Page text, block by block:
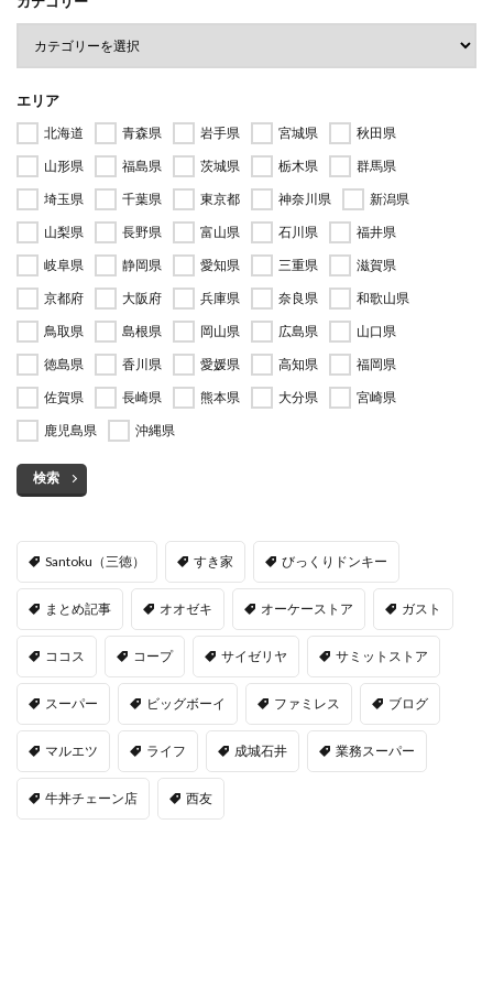
エリア
北海道 青森県 岩手県 宮城県
秋田県
山形県
福島県 茨城県 栃木県
群馬県
埼玉県
千葉県 東京都 神奈川県
新潟県
山梨県
長野県 富山県 石川県
福井県
岐阜県
静岡県 愛知県 三重県
滋賀県
京都府
大阪府 兵庫県 奈良県
和歌山県
鳥取県
島根県 岡山県 広島県
山口県
徳島県
香川県 愛媛県 高知県
福岡県
佐賀県
長崎県 熊本県 大分県
宮崎県
鹿児島県
沖縄県
検索
Santoku（三徳） すき家 びっくりドンキー
まとめ記事 オオゼキ オーケーストア ガスト
ココス コープ サイゼリヤ サミットストア
スーパー ビッグボーイ ファミレス ブログ
マルエツ ライフ 成城石井 業務スーパー
牛丼チェーン店 西友